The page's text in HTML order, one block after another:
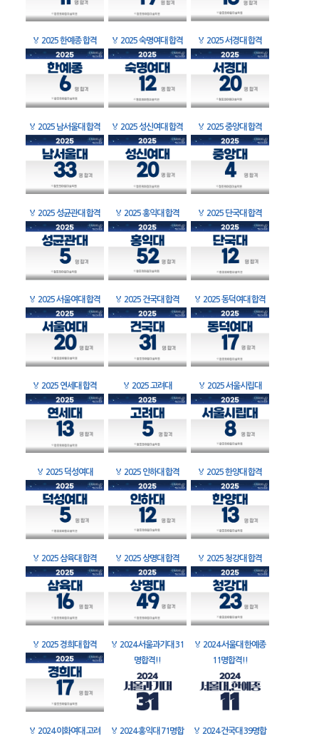
🏅 2025 한예종 합격 🏅 2025 숙명여대 합격 🏅 2025 서경대 합격
🏅 2025 남서울대 합격 🏅 2025 성신여대 합격 🏅 2025 중앙대 합격
🏅 2025 성균관대 합격 🏅 2025 홍익대 합격 🏅 2025 단국대 합격
🏅 2025 서울여대 합격 🏅 2025 건국대 합격 🏅 2025 동덕여대 합격
🏅 2025 연세대 합격 🏅 2025 고려대 🏅 2025 서울시립대
🏅 2025 덕성여대 🏅 2025 인하대 합격 🏅 2025 한양대 합격
🏅 2025 삼육대 합격 🏅 2025 상명대 합격 🏅 2025 청강대 합격
🏅 2025 경희대 합격 🏅 2024 서울과기대 31
명합격!!
🏅 2024 서울대 한예종
11명합격!!
🏅 2024 이화여대 고려
🏅 2024 홍익대 71명합
🏅 2024 건국대 39명합